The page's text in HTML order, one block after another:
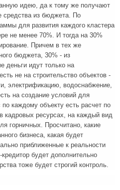
идею, да к тому же получают
средства из бюджета. По
для развития каждого кластера
не менее 70%. И тогда на 30%
Причем в тех же
бюджета, 30% - из
деньги идут только на
не на строительство объектов -
электрификацию, водоснабжение,
на создание условий для
по каждому объекту есть расчет по
кадровых ресурсах, на каждый вид
горничных. Просчитано, какие
бизнеса, какая будет
приближенные к реальности
будет дополнительно
тоже будет строгий контроль.